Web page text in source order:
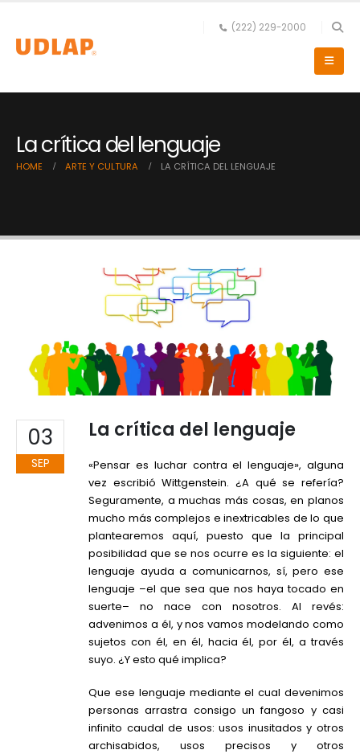
(222) 229-2000
La crítica del lenguaje
HOME ARTE Y CULTURA LA CRÍTICA DEL LENGUAJE
03
SEP
La crítica del lenguaje
«Pensar es luchar contra el lenguaje», alguna
vez escribió Wittgenstein. ¿A qué se refería?
Seguramente, a muchas más cosas, en planos
mucho más complejos e inextricables de lo que
plantearemos aquí, puesto que la principal
posibilidad que se nos ocurre es la siguiente: el
lenguaje ayuda a comunicarnos, sí, pero ese
lenguaje –el que sea que nos haya tocado en
suerte– no nace con nosotros. Al revés:
advenimos a él, y nos vamos modelando como
sujetos con él, en él, hacia él, por él, a través
suyo. ¿Y esto qué implica?
Que ese lenguaje mediante el cual devenimos
personas arrastra consigo un fangoso y casi
infinito caudal de usos: usos inusitados y otros
archisabidos, usos precisos y otros